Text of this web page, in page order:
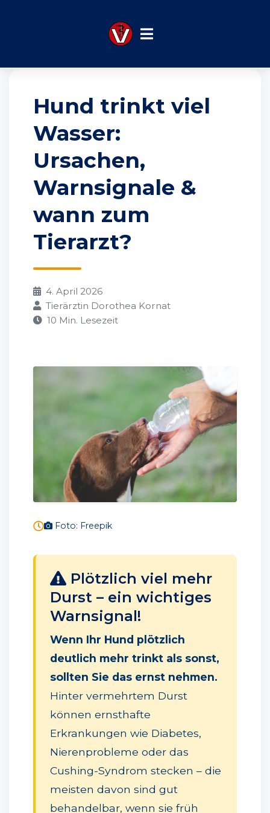
Hund trinkt viel Wasser
Hund trinkt viel
Wasser:
Ursachen,
Warnsignale &
wann zum
Tierarzt?
4. April 2026
Tierärztin Dorothea Kornat
10 Min. Lesezeit
Foto: Freepik
Plötzlich viel mehr
Durst – ein wichtiges
Warnsignal!
Wenn Ihr Hund plötzlich
deutlich mehr trinkt als sonst,
sollten Sie das ernst nehmen.
Hinter vermehrtem Durst
können ernsthafte
Erkrankungen wie Diabetes,
Nierenprobleme oder das
Cushing-Syndrom stecken – die
meisten davon sind gut
behandelbar, wenn sie früh